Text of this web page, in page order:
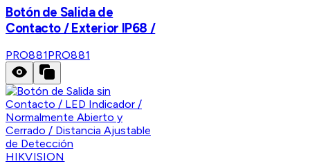
Botón de Salida de
Contacto / Exterior IP68 /
PRO881PRO881
HIKVISION